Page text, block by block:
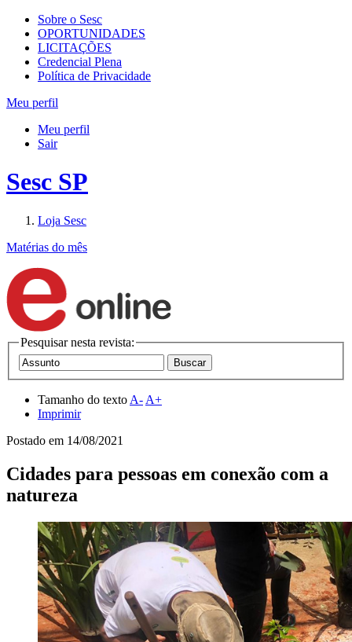
Sobre o Sesc
OPORTUNIDADES
LICITAÇÕES
Credencial Plena
Política de Privacidade
Meu perfil
Meu perfil
Sair
Sesc SP
Loja Sesc
Matérias do mês
Pesquisar nesta revista:
Tamanho do texto A- A+
Imprimir
Postado em 14/08/2021
Cidades para pessoas em conexão com a
natureza